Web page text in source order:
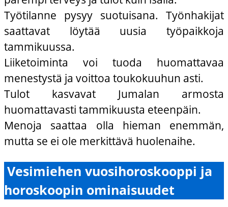
Työtilanne pysyy suotuisana. Työnhakijat
saattavat löytää uusia työpaikkoja
tammikuussa.
Liiketoiminta voi tuoda huomattavaa
menestystä ja voittoa toukokuuhun asti.
Tulot kasvavat Jumalan armosta
huomattavasti tammikuusta eteenpäin.
Menoja saattaa olla hieman enemmän,
mutta se ei ole merkittävä huolenaihe.
Vesimiehen vuosihoroskooppi ja
horoskoopin ominaisuudet